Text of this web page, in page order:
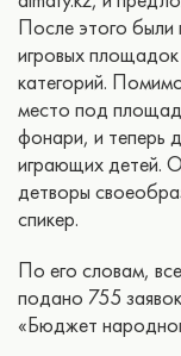
После этого были
игровых
категорий.
место под
фонари, и теперь
играющих детей.
детворы
спикер.
По его словам,
подано 755
«Бюджет